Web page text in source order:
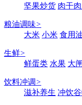
坚果炒货 肉干
粮油调味>
大米 小米 食用
生鲜>
鲜蛋类 水果 大
饮料冲调>
滋补养生 冲饮